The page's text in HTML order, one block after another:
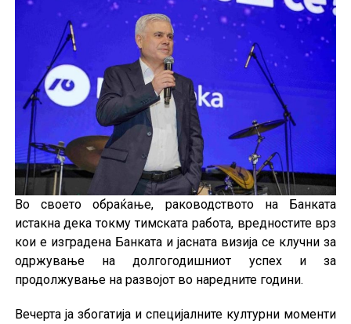
Во своето обраќање, раководството на Банката
истакна дека токму тимската работа, вредностите врз
кои е изградена Банката и јасната визија се клучни за
одржување на долгогодишниот успех и за
продолжување на развојот во наредните години.
Вечерта ја збогатија и специјалните културни моменти